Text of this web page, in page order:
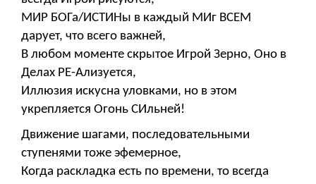
МИР БОГа/ИСТИНы в каждый МИг ВСЕМ
дарует, что всего важней,
В любом моменте скрытое Игрой Зерно, Оно в
Делах РЕ-Ализуется,
Иллюзия искусна уловками, но в этом
укрепляется Огонь СИльней!
Движение шагами, последовательными
ступенями тоже эфемерное,
Когда раскладка есть по времени, то всегда